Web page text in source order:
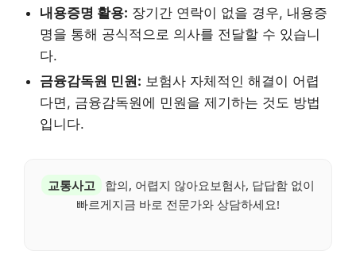
내용증명 활용: 장기간 연락이 없을 경우, 내용증
명을 통해 공식적으로 의사를 전달할 수 있습니
다.
금융감독원 민원: 보험사 자체적인 해결이 어렵
다면, 금융감독원에 민원을 제기하는 것도 방법
입니다.
교통사고
합의, 어렵지 않아요보험사, 답답함 없이
빠르게지금 바로 전문가와 상담하세요!